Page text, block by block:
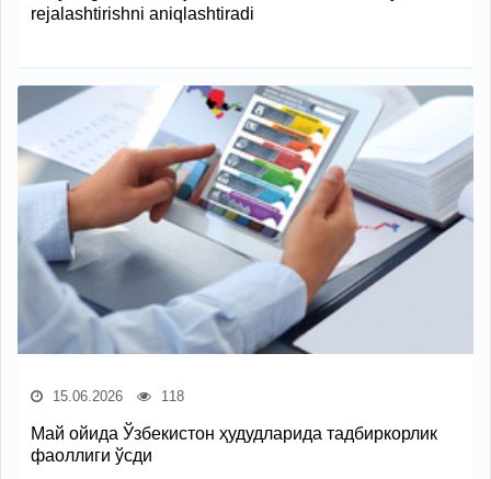
rejalashtirishni aniqlashtiradi
15.06.2026 118
Май ойида Ўзбекистон ҳудудларида тадбиркорлик
фаоллиги ўсди